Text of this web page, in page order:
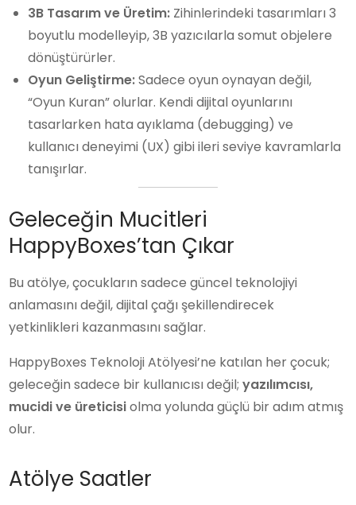
3B Tasarım ve Üretim: Zihinlerindeki tasarımları 3
boyutlu modelleyip, 3B yazıcılarla somut objelere
dönüştürürler.
Oyun Geliştirme:Sadece oyun oynayan değil,
“Oyun Kuran” olurlar. Kendi dijital oyunlarını
tasarlarken hata ayıklama (debugging) ve
kullanıcı deneyimi (UX) gibi ileri seviye kavramlarla
tanışırlar.
Geleceğin Mucitleri
HappyBoxes’tan Çıkar
Bu atölye, çocukların sadece güncel teknolojiyi
anlamasını değil, dijital çağı şekillendirecek
yetkinlikleri kazanmasını sağlar.
HappyBoxes Teknoloji Atölyesi’ne katılan her çocuk;
geleceğin sadece bir kullanıcısı değil;yazılımcısı,
mucidi ve üreticisiolma yolunda güçlü bir adım atmış
olur.
Atölye Saatler